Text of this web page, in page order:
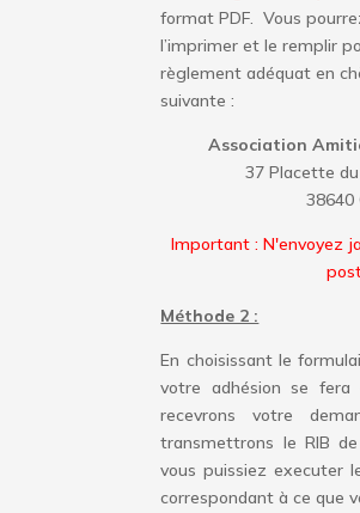
format PDF. Vous
l’imprimer et le remplir
règlement adéquat en
suivante :
Association
37 Placette
38640
Important : N'envoyez
Méthode 2 :
En choisissant le
votre adhésion se
recevrons votre
transmettrons le RIB
vous puissiez executer
correspondant à ce que